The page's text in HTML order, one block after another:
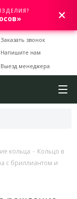
0
Заказать звонок
Напишите нам
Выезд менеджера
кольца - Кольцо в
с бриллиантом и